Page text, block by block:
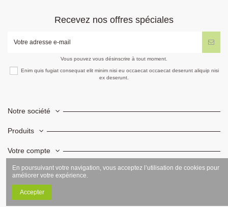
Recevez nos offres spéciales
Vous pouvez vous désinscrire à tout moment.
Enim quis fugiat consequat elit minim nisi eu occaecat occaecat deserunt aliquip nisi
ex deserunt.
Notre société
Produits
Votre compte
Informations
En poursuivant votre navigation, vous acceptez l’utilisation de cookies pour
améliorer votre expérience.
Accepter